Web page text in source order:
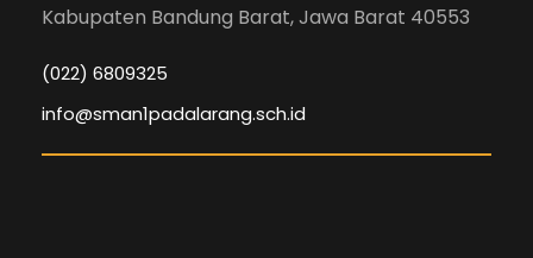
Kabupaten Bandung Barat, Jawa Barat 40553
(022) 6809325
info@sman1padalarang.sch.id